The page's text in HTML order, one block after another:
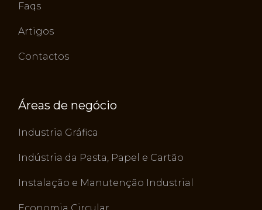
Faqs
Artigos
Contactos
Áreas de negócio
Industria Gráfica
Indústria da Pasta, Papel e Cartão
Instalação e Manutenção Industrial